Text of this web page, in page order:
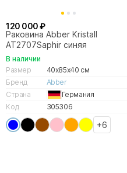
120 000 ₽
Раковина Abber Kristall
AT2707Saphir синяя
В наличии
Размер
40x85x40 см
Бренд
Abber
Страна
Германия
Код
305306
+6